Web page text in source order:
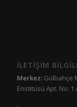
İLETİŞİM
Merkez:Gülbahçe
Enstitüsü Apt. No: